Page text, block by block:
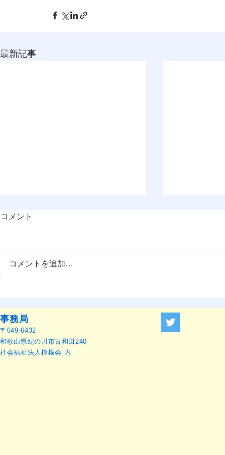
最新記事
催のお知らせ
本語訳）
コメント
コメントを追加…
事務局
〒649-6432
和歌山県紀の川市古和田240
社会福祉法人檸檬会 内